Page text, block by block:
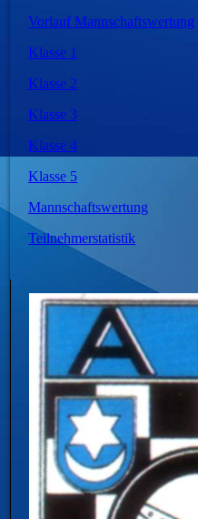
Vorlauf Mannschaftswertung
Klasse 1
Klasse 2
Klasse 3
Klasse 4
Klasse 5
Mannschaftswertung
Teilnehmerstatistik